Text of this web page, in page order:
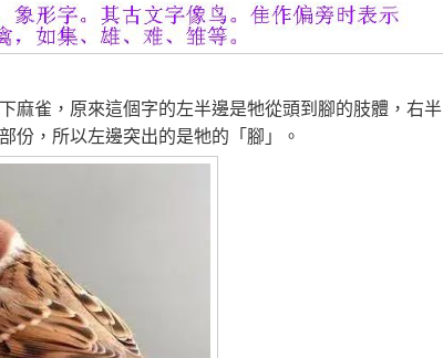
麻雀，原來這個字的左半邊是牠從頭到腳的肢體，右半
份，所以左邊突出的是牠的「腳」。